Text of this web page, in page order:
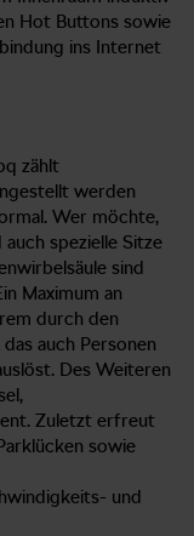
Hot Buttons sowie
ins Internet
zählt
werden
Wer möchte,
spezielle Sitze
sind
Maximum an
durch den
auch Personen
Des Weiteren
Zuletzt erfreut
sowie
und